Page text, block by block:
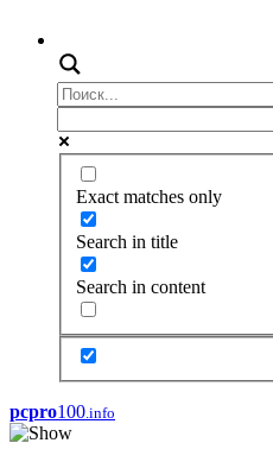
Exact matches only
Search in title
Search in content
pcpro100.info